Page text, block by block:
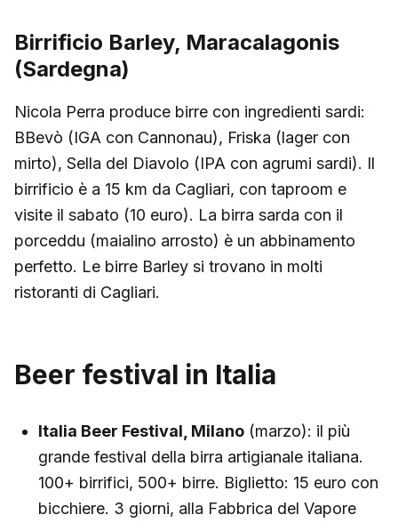
Birrificio Barley, Maracalagonis
(Sardegna)
Nicola Perra produce birre con ingredienti sardi:
BBevò (IGA con Cannonau), Friska (lager con
mirto), Sella del Diavolo (IPA con agrumi sardi). Il
birrificio è a 15 km da Cagliari, con taproom e
visite il sabato (10 euro). La birra sarda con il
porceddu (maialino arrosto) è un abbinamento
perfetto. Le birre Barley si trovano in molti
ristoranti di Cagliari.
Beer festival in Italia
Italia Beer Festival, Milano (marzo): il più
grande festival della birra artigianale italiana.
100+ birrifici, 500+ birre. Biglietto: 15 euro con
bicchiere. 3 giorni, alla Fabbrica del Vapore